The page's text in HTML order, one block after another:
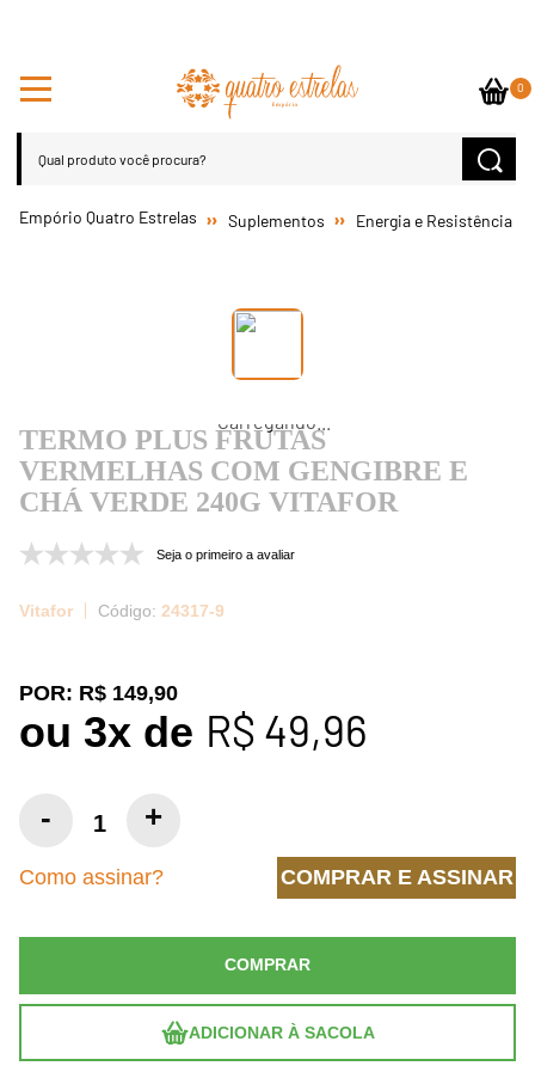
0
Suplementos Energia e Resistência
TERMO PLUS FRUTAS
VERMELHAS COM GENGIBRE E
CHÁ VERDE 240G VITAFOR
Seja o primeiro a avaliar
Vitafor 24317-9
POR: R$ 149,90
ou 3x de R$ 49,96
COMPRAR
ADICIONAR À SACOLA
Como assinar? COMPRAR E ASSINAR